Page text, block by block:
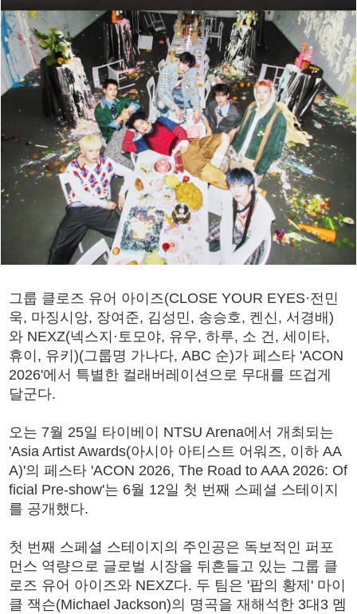
그룹 클로즈 유어 아이즈(CLOSE YOUR EYES·전민
욱, 마징시앙, 장여준, 김성민, 송승호, 켄신, 서경배)
와 NEXZ(넥스지·토모야, 유우, 하루, 소 건, 세이타,
휴이, 유키)(그룹명 가나다, ABC 순)가 페스타 'ACON
2026'에서 특별한 컬래버레이션으로 무대를 뜨겁게
달군다.
오는 7월 25일 타이베이 NTSU Arena에서 개최되는
'Asia Artist Awards(아시아 아티스트 어워즈, 이하 AA
A)'의 페스타 'ACON 2026, The Road to AAA 2026: Of
ficial Pre-show'는 6월 12일 첫 번째 스페셜 스테이지
를 공개했다.
첫 번째 스페셜 스테이지의 주인공은 독보적인 퍼포
먼스 역량으로 글로벌 시장을 뒤흔들고 있는 그룹 클
로즈 유어 아이즈와 NEXZ다. 두 팀은 '팝의 황제' 마이
클 잭슨(Michael Jackson)의 명곡을 재해석한 3대3 멤